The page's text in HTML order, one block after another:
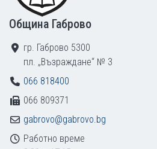
Община Габрово
гр. Габрово 5300
пл. „Възраждане“ № 3
066 818400
066 809371
gabrovo@gabrovo.bg
Работно време